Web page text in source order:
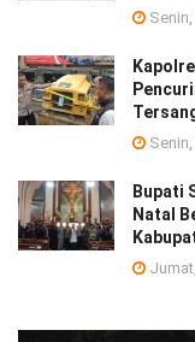
Bupati
Natal